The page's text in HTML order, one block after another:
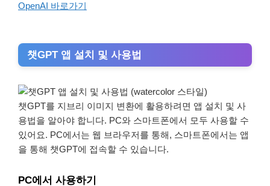
OpenAI 바로가기
챗GPT 앱 설치 및 사용법
챗GPT를 지브리 이미지 변환에 활용하려면 앱 설치 및 사
용법을 알아야 합니다. PC와 스마트폰에서 모두 사용할 수
있어요. PC에서는 웹 브라우저를 통해, 스마트폰에서는 앱
을 통해 챗GPT에 접속할 수 있습니다.
PC에서 사용하기